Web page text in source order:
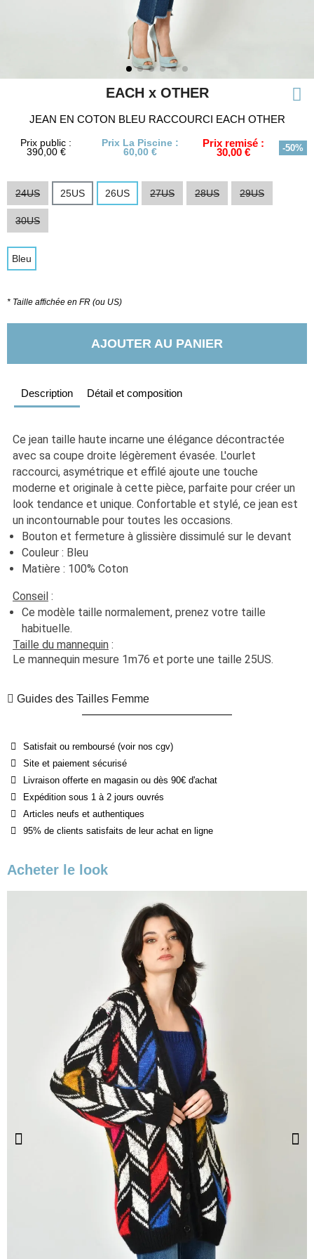
EACH x OTHER
JEAN EN COTON BLEU RACCOURCI EACH OTHER
Prix public :
390,00 €
Prix La Piscine :
60,00 €
Prix remisé :
30,00 € -50%
24US 25US 26US 27US 28US 29US
30US
Bleu
* Taille affichée en FR (ou US)
AJOUTER AU PANIER
Description Détail et composition
Ce jean taille haute incarne une élégance décontractée
avec sa coupe droite légèrement évasée. L'ourlet
raccourci, asymétrique et effilé ajoute une touche
moderne et originale à cette pièce, parfaite pour créer un
look tendance et unique. Confortable et stylé, ce jean est
un incontournable pour toutes les occasions.
Bouton et fermeture à glissière dissimulé sur le devant
Couleur : Bleu
Matière : 100% Coton
Conseil :
Ce modèle taille normalement, prenez votre taille
habituelle.
Taille du mannequin :
Le mannequin mesure 1m76 et porte une taille 25US.
Guides des Tailles Femme
Satisfait ou remboursé (voir nos cgv)
Site et paiement sécurisé
Livraison offerte en magasin ou dès 90€ d'achat
Expédition sous 1 à 2 jours ouvrés
Articles neufs et authentiques
95% de clients satisfaits de leur achat en ligne
Acheter le look